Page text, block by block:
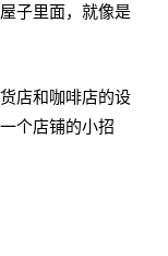
子里面，就像是
店和咖啡店的设
个店铺的小招